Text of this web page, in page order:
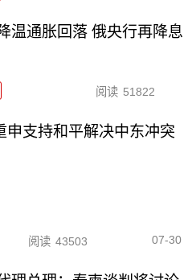
温通胀回落 俄央行再降息
阅读 51822
申支持和平解决中东冲突
阅读 43503 07-30